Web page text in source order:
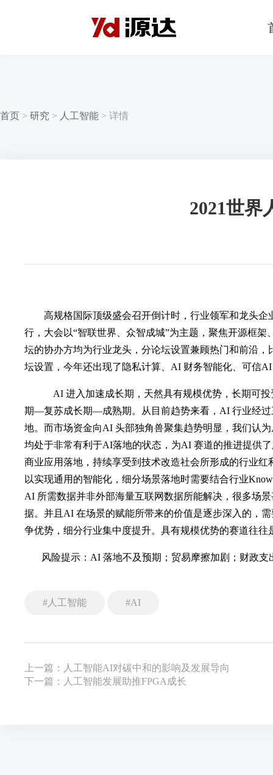
首页 > 研究 > 人工智能 > 详情
2021世界
高规格国际顶级盛会召开倒计时，行业领军和龙头企
行，大会以“智联世界、众智成城”为主题，聚焦开源框
坛的协办方均为行业龙头，分论坛设置兼顾热门和前沿
坛设置，今年还出现了隐私计算、AI 财务智能化、可信
AI 进入加速成长期，天然具有规模优势，长期可投资
期—复苏成长期—成熟期。从目前趋势来看，AI 行业经过
地。而市场资金向AI 头部独角兽聚集趋势明显，我们认
均处于非常有利于AI落地的状态，为AI 赛道的推进提供
商业应用落地，持续享受到技术改造社会所形成的行业
以实现通用的智能化，细分场景落地时需要结合行业
AI 所需数据并非外部海量互联网数据所能解决，很多场
据。并且AI 在场景的赋能所带来的价值是逐步深入的，
争优势，细分行业集中度提升。具有规模优势的赛道往
风险提示：AI 落地不及预期；贸易摩擦加剧；财政
#人工智能 #AI
上一篇：人工智能AI对碳中和的影响及发展导向
下一篇：人工智能发展助推FPGA成长